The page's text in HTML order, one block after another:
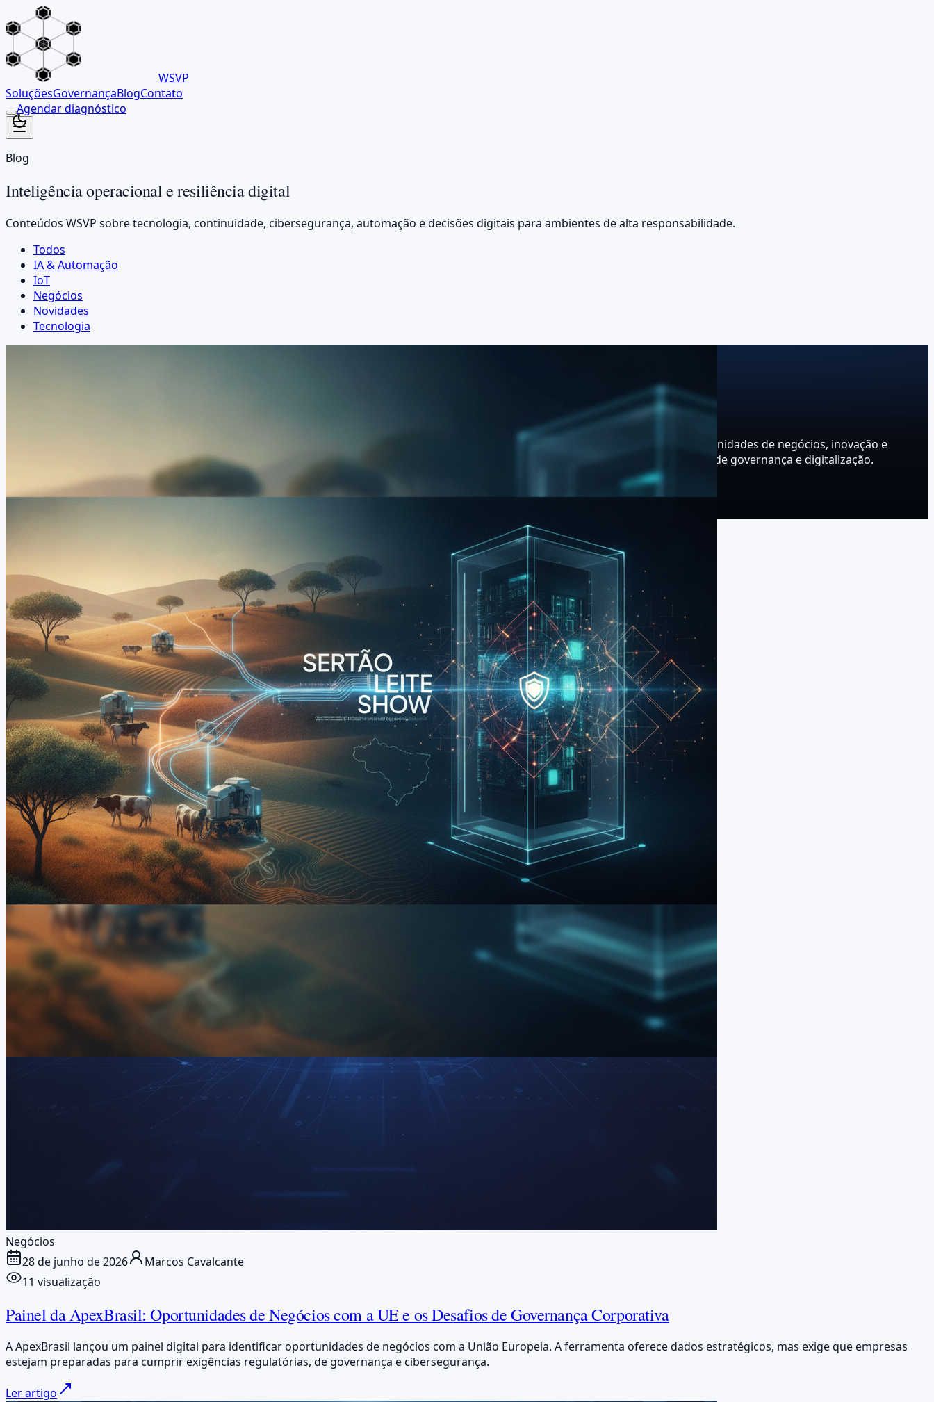
WSVP
SoluçõesGovernançaBlogContato
Agendar diagnóstico
Blog
Inteligência operacional e resiliência digital
Conteúdos WSVP sobre tecnologia, continuidade, cibersegurança, automação e decisões digitais para ambientes de alta responsabilidade.
Todos
IA & Automação
IoT
Negócios
Novidades
Tecnologia
A 1ª Sertão Leite Show, em Condado-PB, promete impulsionar o setor leiteiro com foco em pequenos produtores. O evento traz oportunidades de negócios, inovação e
sustentabilidade, mas também expõe desafios como logística, crédito e tecnologia. Empresas do agro devem se atentar às tendências de governança e digitalização.
28 de junho de 2026 Marcos Cavalcante
3 visualizações
Negócios
28 de junho de 2026
Marcos Cavalcante
11 visualização
Painel da ApexBrasil: Oportunidades de Negócios com a UE e os Desafios de Governança Corporativa
A ApexBrasil lançou um painel digital para identificar oportunidades de negócios com a União Europeia. A ferramenta oferece dados estratégicos, mas exige que empresas
estejam preparadas para cumprir exigências regulatórias, de governança e cibersegurança.
Ler artigo